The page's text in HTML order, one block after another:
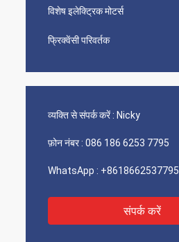
विशेष इलेक्ट्रिक मोटर्स
फ्रिक्वेंसी परिवर्तक
व्यक्ति से संपर्क करें : Nicky
फ़ोन नंबर : 086 186 6253 7795
WhatsApp : +8618662537795
संपर्क करें